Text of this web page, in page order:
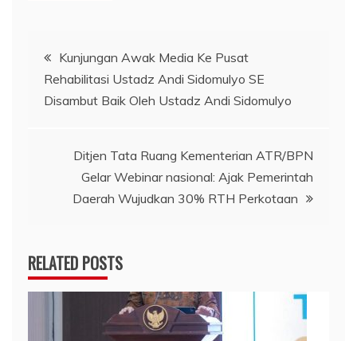
Navigasi
pos
Kunjungan Awak Media Ke Pusat
Rehabilitasi Ustadz Andi Sidomulyo SE
Disambut Baik Oleh Ustadz Andi Sidomulyo
Ditjen Tata Ruang Kementerian ATR/BPN
Gelar Webinar nasional: Ajak Pemerintah
Daerah Wujudkan 30% RTH Perkotaan
RELATED POSTS